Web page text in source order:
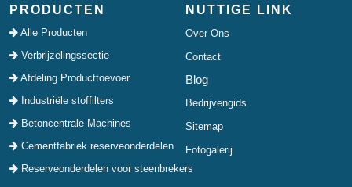
PRODUCTEN
Alle Producten
Verbrijzelingssectie
Afdeling Producttoevoer
Industriële stoffilters
Betoncentrale Machines
Cementfabriek reserveonderdelen
Reserveonderdelen voor steenbrekers
NUTTIGE LINK
Over Ons
Contact
Blog
Bedrijvengids
Sitemap
Fotogalerij